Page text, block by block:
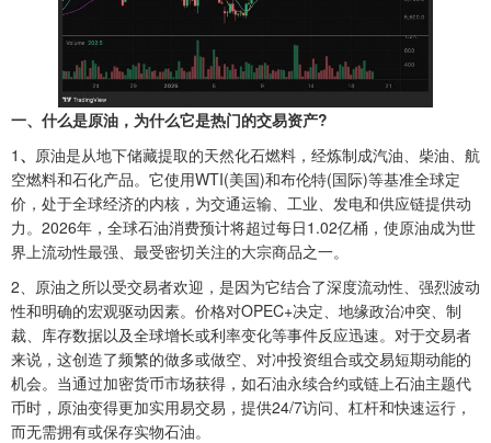
一、什么是原油，为什么它是热门的交易资产?
1 、‌ 原油是从地下储藏提取的天然化石燃料，经炼制成汽油、柴油、航
空燃料和石化产品。它使用WTI(美国)和布伦特(国际)等基准全球定
价，处于全球经济的内核，为交通运输、工业、发电和供应链提供动
力。2026年，全球石油消费预计将超过每日1.02亿桶，使原油成为世
界上流动性最强、最受密切关注的大宗商品之一。
2、原油之所以受交易者欢迎，是因为它结合了深度流动性、强烈波动
性和明确的宏观驱动因素。价格对OPEC+决定、地缘政治冲突、制
裁、库存数据以及全球增长或利率变化等事件反应迅速。对于交易者
来说，这创造了频繁的做多或做空、对冲投资组合或交易短期动能的
机会。当通过加密货币市场获得，如石油永续合约或链上石油主题代
币时，原油变得更加实用易交易，提供24/7访问、杠杆和快速运行，
而无需拥有或保存实物石油。